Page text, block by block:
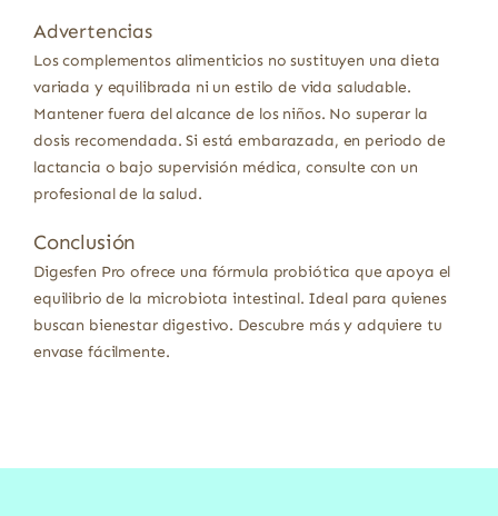
Advertencias
Los complementos alimenticios no sustituyen una dieta
variada y equilibrada ni un estilo de vida saludable.
Mantener fuera del alcance de los niños. No superar la
dosis recomendada. Si está embarazada, en periodo de
lactancia o bajo supervisión médica, consulte con un
profesional de la salud.
Conclusión
Digesfen Pro ofrece una fórmula probiótica que apoya el
equilibrio de la microbiota intestinal. Ideal para quienes
buscan bienestar digestivo. Descubre más y adquiere tu
envase fácilmente.